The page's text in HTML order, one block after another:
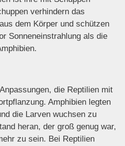
verhindern das
dem Körper und schützen
Sonneneinstrahlung als die
die Reptilien mit
Amphibien legten
die Larven wuchsen zu
heran, der groß genug war,
zu sein. Bei Reptilien